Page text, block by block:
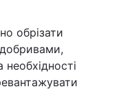
обрізати